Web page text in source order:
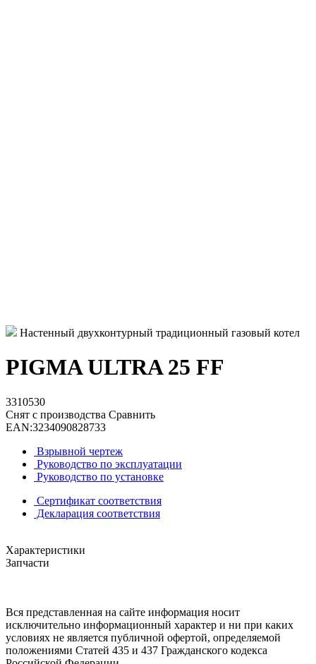
Настенный двухконтурный традиционный газовый котел
PIGMA ULTRA 25 FF
3310530
Снят с производства Сравнить
EAN:3234090828733
Взрывной чертеж
Руководство по эксплуатации
Руководство по установке
Сертификат соответствия
Декларация соответствия
Характеристики
Запчасти
Вся представленная на сайте информация носит
исключительно информационный характер и ни при каких
условиях не является публичной офертой, определяемой
положениями Статей 435 и 437 Гражданского кодекса